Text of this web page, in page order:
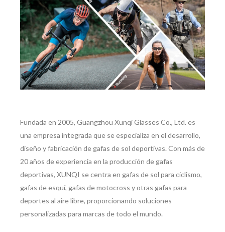
Fundada en 2005, Guangzhou Xunqi Glasses Co., Ltd. es
una empresa integrada que se especializa en el desarrollo,
diseño y fabricación de gafas de sol deportivas. Con más de
20 años de experiencia en la producción de gafas
deportivas, XUNQI se centra en gafas de sol para ciclismo,
gafas de esquí, gafas de motocross y otras gafas para
deportes al aire libre, proporcionando soluciones
personalizadas para marcas de todo el mundo.